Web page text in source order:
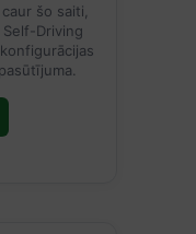
šo saiti,
Driving